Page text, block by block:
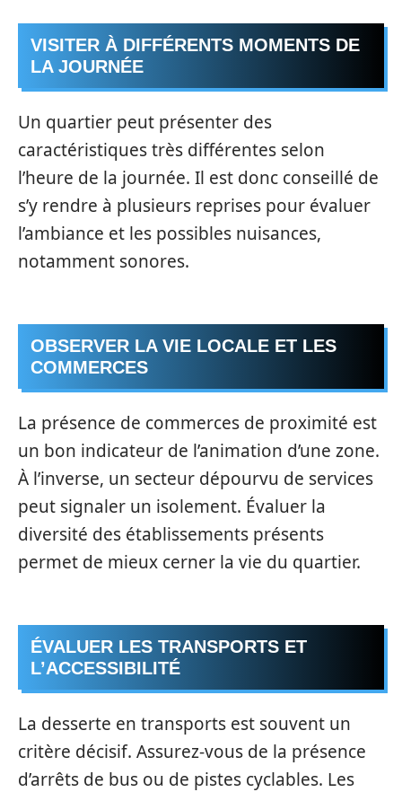
VISITER À DIFFÉRENTS MOMENTS DE
LA JOURNÉE
Un quartier peut présenter des
caractéristiques très différentes selon
l’heure de la journée. Il est donc conseillé de
s’y rendre à plusieurs reprises pour évaluer
l’ambiance et les possibles nuisances,
notamment sonores.
OBSERVER LA VIE LOCALE ET LES
COMMERCES
La présence de commerces de proximité est
un bon indicateur de l’animation d’une zone.
À l’inverse, un secteur dépourvu de services
peut signaler un isolement. Évaluer la
diversité des établissements présents
permet de mieux cerner la vie du quartier.
ÉVALUER LES TRANSPORTS ET
L’ACCESSIBILITÉ
La desserte en transports est souvent un
critère décisif. Assurez-vous de la présence
d’arrêts de bus ou de pistes cyclables. Les